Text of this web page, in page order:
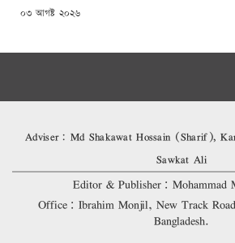
POSTED
০৩ আগষ্ট ২০২৬
Adviser: Md Shakawat Hossain (Sharif),
Sawkat Ali
Editor & Publisher: Mohammad
Office: Ibrahim Monjil, New Track
Bangladesh.